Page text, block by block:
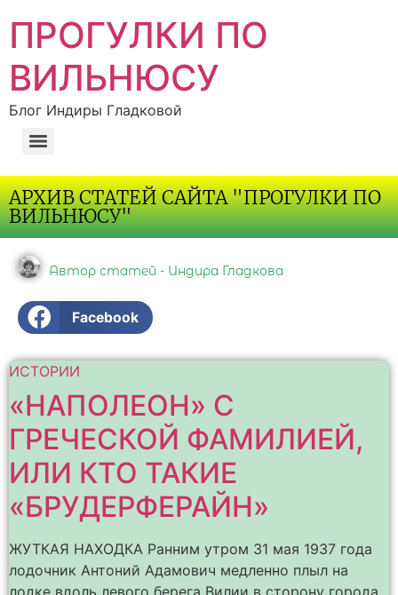
ПРОГУЛКИ ПО
ВИЛЬНЮСУ
Блог Индиры Гладковой
АРХИВ СТАТЕЙ САЙТА "ПРОГУЛКИ ПО
ВИЛЬНЮСУ"
Автор статей - Индира Гладкова
Facebook
ИСТОРИИ
«НАПОЛЕОН» С
ГРЕЧЕСКОЙ ФАМИЛИЕЙ,
ИЛИ КТО ТАКИЕ
«БРУДЕРФЕРАЙН»
ЖУТКАЯ НАХОДКА Ранним утром 31 мая 1937 года
лодочник Антоний Адамович медленно плыл на
лодке вдоль левого берега Вилии в сторону города.